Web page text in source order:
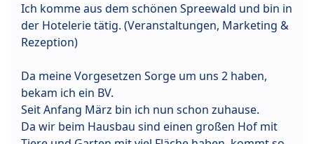
Ich komme aus dem schönen Spreewald und bin in
der Hotelerie tätig. (Veranstaltungen, Marketing &
Rezeption)
Da meine Vorgesetzen Sorge um uns 2 haben,
bekam ich ein BV.
Seit Anfang März bin ich nun schon zuhause.
Da wir beim Hausbau sind einen großen Hof mit